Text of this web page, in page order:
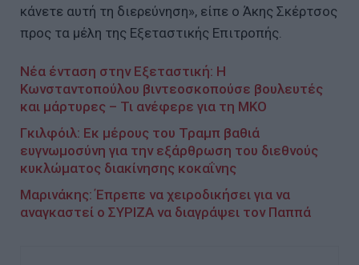
κάνετε αυτή τη διερεύνηση», είπε ο Άκης Σκέρτσος
προς τα μέλη της Εξεταστικής Επιτροπής.
Νέα ένταση στην Εξεταστική: Η
Κωνσταντοπούλου βιντεοσκοπούσε βουλευτές
και μάρτυρες – Τι ανέφερε για τη ΜΚΟ
Γκιλφόιλ: Εκ μέρους του Τραμπ βαθιά
ευγνωμοσύνη για την εξάρθρωση του διεθνούς
κυκλώματος διακίνησης κοκαΐνης
Μαρινάκης: Έπρεπε να χειροδικήσει για να
αναγκαστεί ο ΣΥΡΙΖΑ να διαγράψει τον Παππά